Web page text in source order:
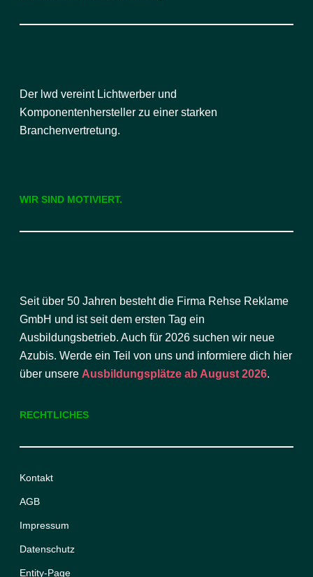
Der lwd vereint Lichtwerber und
Komponentenhersteller zu einer starken
Branchenvertretung.
WIR SIND MOTIVIERT.
Seit über 50 Jahren besteht die Firma Rehse Reklame
GmbH und ist seit dem ersten Tag ein
Ausbildungsbetrieb. Auch für 2026 suchen wir neue
Azubis. Werde ein Teil von uns und informiere dich hier
über unsere Ausbildungsplätze ab August 2026.
RECHTLICHES
Kontakt
AGB
Impressum
Datenschutz
Entity-Page